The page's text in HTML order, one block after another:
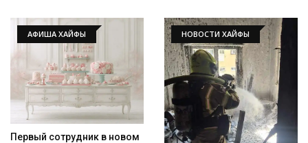
АФИША ХАЙФЫ
Первый сотрудник в новом
НОВОСТИ ХАЙФЫ